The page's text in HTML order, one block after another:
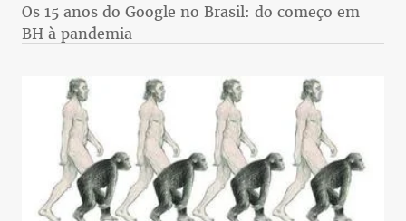
Os 15 anos do Google no Brasil: do começo em
BH à pandemia